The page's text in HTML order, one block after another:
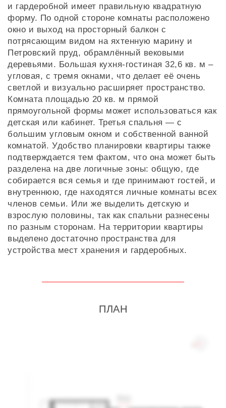
и гардеробной имеет правильную квадратную
форму. По одной стороне комнаты расположено
окно и выход на просторный балкон с
потрясающим видом на яхтенную марину и
Петровский пруд, обрамлённый вековыми
деревьями. Большая кухня-гостиная 32,6 кв. м –
угловая, с тремя окнами, что делает её очень
светлой и визуально расширяет пространство.
Комната площадью 20 кв. м прямой
прямоугольной формы может использоваться как
детская или кабинет. Третья спальня — с
большим угловым окном и собственной ванной
комнатой. Удобство планировки квартиры также
подтверждается тем фактом, что она может быть
разделена на две логичные зоны: общую, где
собирается вся семья и где принимают гостей, и
внутреннюю, где находятся личные комнаты всех
членов семьи. Или же выделить детскую и
взрослую половины, так как спальни разнесены
по разным сторонам. На территории квартиры
выделено достаточно пространства для
устройства мест хранения и гардеробных.
ПЛАН